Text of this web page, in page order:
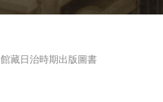
館藏日治時期出版圖書